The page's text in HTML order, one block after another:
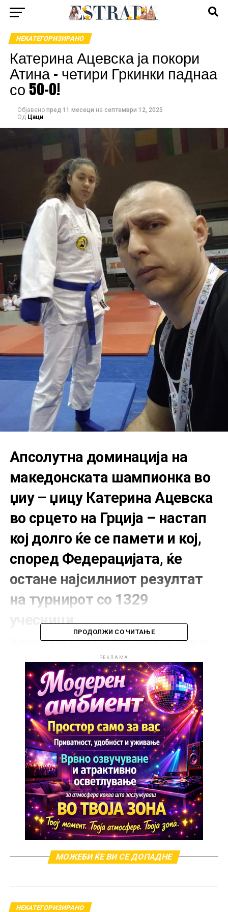
НЕКАТЕГОРИЗИРАНО
Катерина Ацевска ја покори
Атина – четири Гркинки паднаа
со 50-0!
Објавено пред 11 месеци на септември 12, 2025
Од Цаци
Апсолутна доминација на
македонската шампионка во
џиу – џицу Катерина Ацевска
во срцето на Грција – настап
кој долго ќе се памети и кој,
според Федерацијата, ќе
остане најсилниот резултат
на турнирот со 1329
учесници.
Македонската репрезентативка Катерина Ацевска
уште еднаш потврди дека е најдобрата во регионот,
откако ја одбрани титулата на Балканското Опен
првенство во џиу-џицу што овој пат се одржува во
Грција.
ПРОДОЛЖИ СО ЧИТАЊЕ
РЕКЛАМА
МОЖЕБИ ЌЕ ВИ СЕ ДОПАДНЕ
НЕКАТЕГОРИЗИРАНО